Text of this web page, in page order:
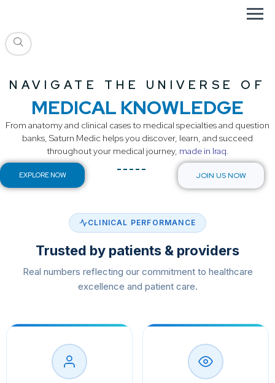
NAVIGATE THE UNIVERSE OF
MEDICAL KNOWLEDGE
From anatomy and clinical cases to medical specialties and question
banks, Saturn Medic helps you discover, learn, and succeed
throughout your medical journey, made in Iraq.
EXPLORE NOW JOIN US NOW
CLINICAL PERFORMANCE
Trusted by patients & providers
Real numbers reflecting our commitment to healthcare
excellence and patient care.